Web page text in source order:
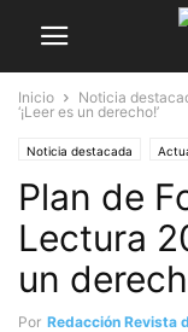
Inicio Noticia
‘¡Leer es un derecho!’
Noticia destacada
Plan de
Lectura
un
Por Redacción Revista